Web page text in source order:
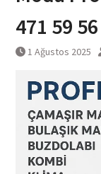
471 59 56
1 Ağustos 2025